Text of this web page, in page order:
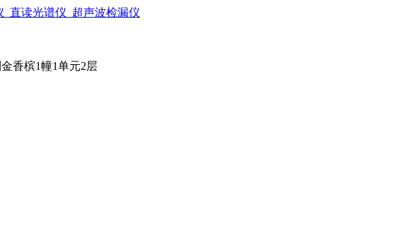
香槟1幢1单元2层